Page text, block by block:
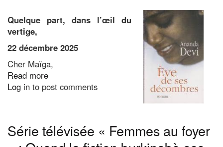
Quelque part, dans l’œil du
vertige,
22 décembre 2025
Cher Maïga,
Read more
Ève
Devi :
comme
Log in to post comments
Série télévisée « Femmes au foyer